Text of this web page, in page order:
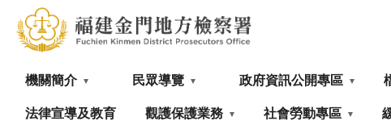
機關簡介 民眾導覽 政府資訊公開專區
法律宣導及教育 觀護保護業務 社會勞動專區